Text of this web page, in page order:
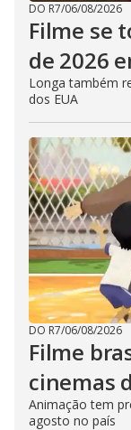
DO R7/06/08/2026
Filme se
de 2026
Longa também
dos EUA
DO R7/06/08/2026
Filme
cinemas
Animação tem
agosto no país